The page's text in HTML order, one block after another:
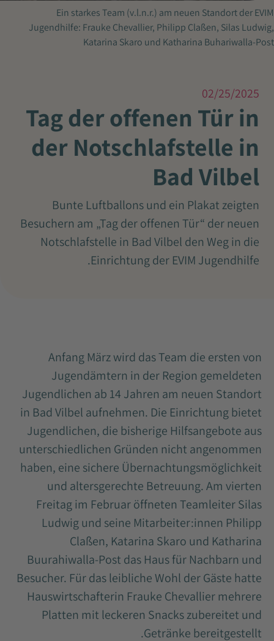
Ein starkes Team (v.l.n.r.) am neuen Standort der EVIM
Jugendhilfe: Frauke Chevallier, Philipp Claßen, Silas Ludwig,
Katarina Skaro und Katharina Buhariwalla-Post
02/25/2025
Tag der offenen Tür in
der Notschlafstelle in
Bad Vilbel
Bunte Luftballons und ein Plakat zeigten
Besuchern am „Tag der offenen Tür“ der neuen
Notschlafstelle in Bad Vilbel den Weg in die
Einrichtung der EVIM Jugendhilfe.
Anfang März wird das Team die ersten von
Jugendämtern in der Region gemeldeten
Jugendlichen ab 14 Jahren am neuen Standort
in Bad Vilbel aufnehmen. Die Einrichtung bietet
Jugendlichen, die bisherige Hilfsangebote aus
unterschiedlichen Gründen nicht angenommen
haben, eine sichere Übernachtungsmöglichkeit
und altersgerechte Betreuung. Am vierten
Freitag im Februar öffneten Teamleiter Silas
Ludwig und seine Mitarbeiter:innen Philipp
Claßen, Katarina Skaro und Katharina
Buurahiwalla-Post das Haus für Nachbarn und
Besucher. Für das leibliche Wohl der Gäste hatte
Hauswirtschafterin Frauke Chevallier mehrere
Platten mit leckeren Snacks zubereitet und
Getränke bereitgestellt.